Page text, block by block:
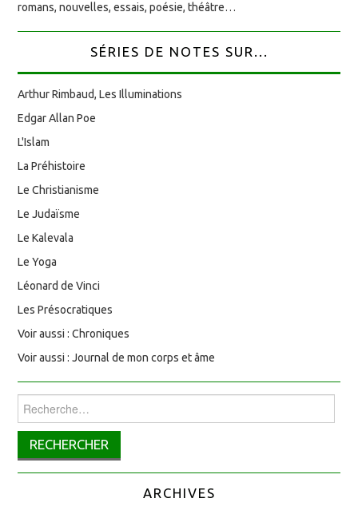
romans, nouvelles, essais, poésie, théâtre…
SÉRIES DE NOTES SUR...
Arthur Rimbaud, Les Illuminations
Edgar Allan Poe
L'Islam
La Préhistoire
Le Christianisme
Le Judaïsme
Le Kalevala
Le Yoga
Léonard de Vinci
Les Présocratiques
Voir aussi : Chroniques
Voir aussi : Journal de mon corps et âme
Rechercher :
ARCHIVES